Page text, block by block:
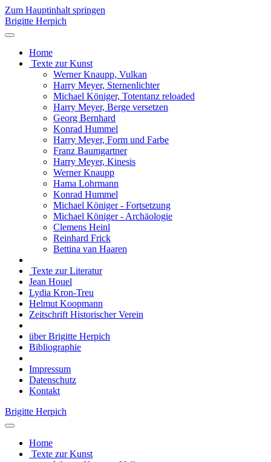
Zum Hauptinhalt springen
Brigitte Herpich
Home
Texte zur Kunst
Werner Knaupp, Vulkan
Harry Meyer, Sternenlichter
Michael Königer, Totentanz reloaded
Harry Meyer, Berge versetzen
Georg Bernhard
Konrad Hummel
Harry Meyer, Form und Farbe
Franz Baumgartner
Harry Meyer, Kinesis
Werner Knaupp
Hama Lohrmann
Konrad Hummel
Michael Königer - Fortsetzung
Michael Königer - Archäologie
Clemens Heinl
Reinhard Frick
Bettina van Haaren
Texte zur Literatur
Jean Houel
Lydia Kron-Treu
Helmut Koopmann
Zeitschrift Historischer Verein
über Brigitte Herpich
Bibliographie
Impressum
Datenschutz
Kontakt
Brigitte Herpich
Home
Texte zur Kunst